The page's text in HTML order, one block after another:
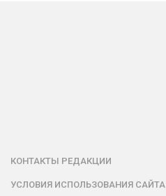
КОНТАКТЫ РЕДАКЦИИ
УСЛОВИЯ ИСПОЛЬЗОВАНИЯ САЙТА